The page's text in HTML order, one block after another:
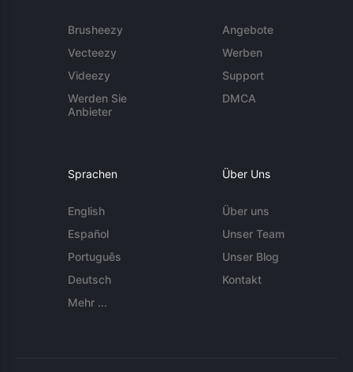
Brusheezy
Vecteezy
Videezy
Werden Sie
Anbieter
Angebote
Werben
Support
DMCA
Sprachen
English
Español
Português
Deutsch
Mehr ...
Über Uns
Über uns
Unser Team
Unser Blog
Kontakt